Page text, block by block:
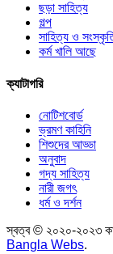
ছড়া সাহিত্য
গল্প
সাহিত্য ও
কর্ম খালি আছে
ক্যাটাগরি
নোটিশবোর্ড
ভ্রমণ কাহিনি
শিশুদের আড্ডা
অনুবাদ
গদ্য সাহিত্য
নারী জগৎ
ধর্ম ও দর্শন
স্বত্ব © ২০২০-২০২৩
Bangla Webs.